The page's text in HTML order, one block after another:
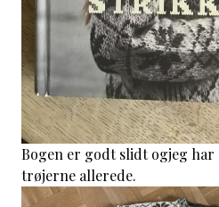
Bogen er godt slidt ogjeg
trøjerne allerede.